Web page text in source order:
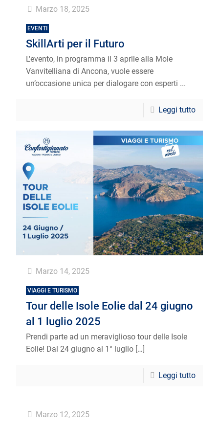
Marzo 18, 2025
EVENTI
SkillArti per il Futuro
L'evento, in programma il 3 aprile alla Mole
Vanvitelliana di Ancona, vuole essere
un’occasione unica per dialogare con esperti ...
Leggi tutto
Marzo 14, 2025
VIAGGI E TURISMO
Tour delle Isole Eolie dal 24 giugno
al 1 luglio 2025
Prendi parte ad un meraviglioso tour delle Isole
Eolie! Dal 24 giugno al 1° luglio […]
Leggi tutto
Marzo 12, 2025